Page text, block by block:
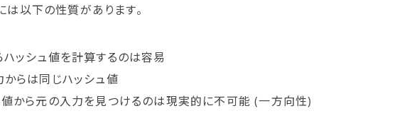
は以下の性質があります。
ハッシュ値を計算するのは容易
からは同じハッシュ値
値から元の入力を見つけるのは現実的に不可能 (一方向性)